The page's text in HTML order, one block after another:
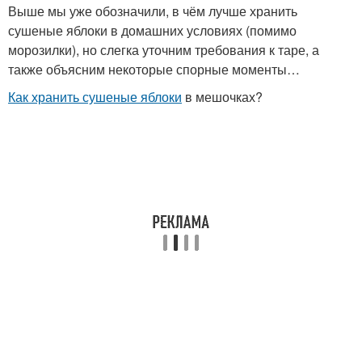
Выше мы уже обозначили, в чём лучше хранить
сушеные яблоки в домашних условиях (помимо
морозилки), но слегка уточним требования к таре, а
также объясним некоторые спорные моменты…
Как хранить сушеные яблоки в мешочках?